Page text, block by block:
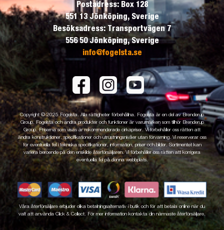
Postadress: Box 128
551 13 Jönköping, Sverige
Besöksadress: Transportvägen 7
556 50 Jönköping, Sverige
info@fogelsta.se
Copyright © 2025 Fogelsta. Alla rättigheter förbehållna. Fogelsta är en del av Brenderup
Group. Fogelsta och andra produkter och funktioner är varumärken som tillhör Brenderup
Group. Priserna som visas är rekommenderade cirkapriser. Vi förbehåller oss rätten att
ändra konstruktioner, specifikationer och utrustningsnivåer utan förvarning. Vi reserverar oss
för eventuella fel i tekniska specifikationer, information, priser och bilder. Sortimentet kan
variera beroende på den enskilde återförsäljaren. Vi förbehåller oss rätten att korrigera
eventuella fel på denna webbplats.
Våra återförsäljare erbjuder olika betalningsalternativ i butik och för att betala online när du
valt att använda Click & Collect. För mer information kontakta din närmaste återförsäljare.